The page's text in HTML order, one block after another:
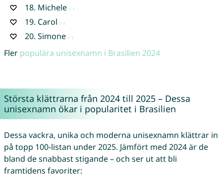
18. Michele
19. Carol
20. Simone
Fler populära unisexnamn i Brasilien 2024
Största klättrarna från 2024 till 2025 – Dessa
unisexnamn ökar i popularitet i Brasilien
Dessa vackra, unika och moderna unisexnamn klättrar in
på topp 100-listan under 2025. Jämfört med 2024 är de
bland de snabbast stigande – och ser ut att bli
framtidens favoriter: